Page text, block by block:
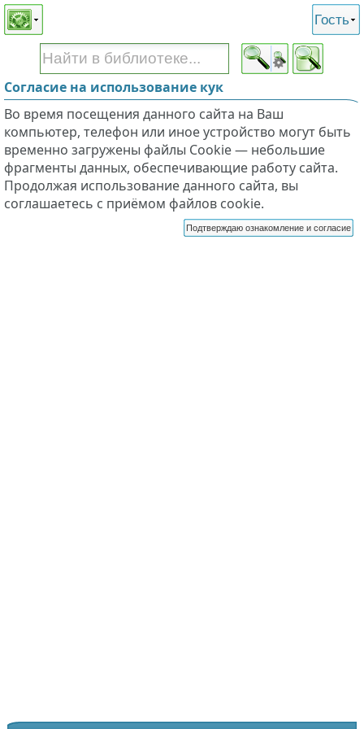
Этот сайт поддерживает
слабовидящих
Гость
Согласие на использование кук
Во время посещения данного сайта на Ваш
компьютер, телефон или иное устройство могут быть
временно загружены файлы Cookie — небольшие
фрагменты данных, обеспечивающие работу сайта.
Продолжая использование данного сайта, вы
соглашаетесь с приёмом файлов cookie.
Подтверждаю ознакомление и согласие